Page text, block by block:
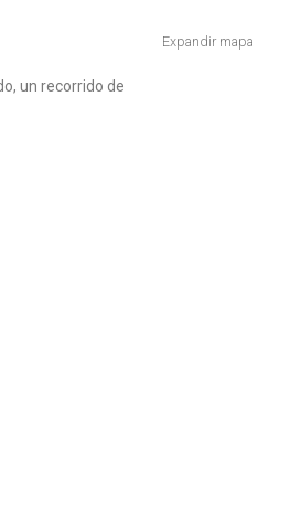
un recorrido de
Expandir mapa